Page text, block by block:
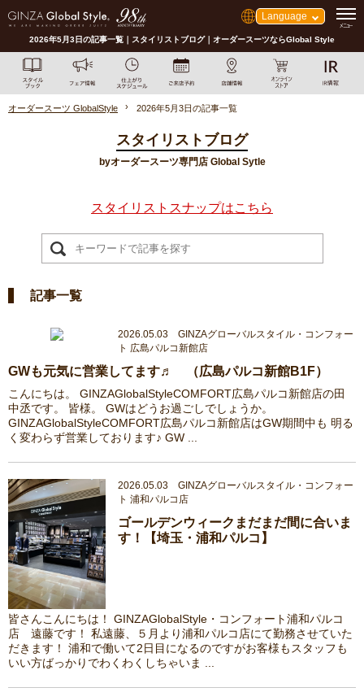
Language
2026年5月3日の記事一覧｜スタイリストブログ｜オーダースーツならGlobal Style
オーダースーツ GlobalStyle 2026年5月3日の記事一覧
スタイリストブログ
byオーダースーツ専門店 Global Sytle
スタイリストスナップはこちら
記事一覧
2026.05.03 GINZAグローバルスタイル・コンフォー
ト 広島パルコ新館店
GWも元気に営業してます♬ （広島パルコ新館B1F）
こんにちは。 GINZAGlobalStyleCOMFORT広島パルコ新館店の田
中丞です。 皆様。 GWはどうお過ごしでしょうか。
GINZAGlobalStyleCOMFORT広島パルコ新館店はGW期間中も 明る
く変わらず営業しております♪ GW ...
2026.05.03 GINZAグローバルスタイル・コンフォー
ト 浦和パルコ店
ゴールデンウィークまだまだ間に合いま
す！【埼玉・浦和パルコ】
皆さんこんにちは！ GINZAGlobalStyle・コンフォート浦和パルコ
店 遠藤です！ 私遠藤、５月より浦和パルコ店にて勤務させていた
だきます！ 浦和で働いて2日目になるのですがお客様もスタッフも
いい方ばっかりでわくわくしちゃいま ...